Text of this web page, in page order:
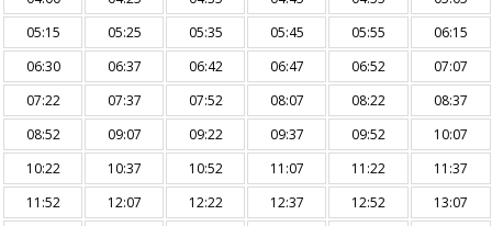
05:15
05:25 05:35 05:45 05:55
06:15
06:30
06:37 06:42 06:47 06:52
07:07
07:22
07:37 07:52 08:07 08:22
08:37
08:52
09:07 09:22 09:37 09:52
10:07
10:22
10:37 10:52 11:07 11:22
11:37
11:52
12:07 12:22 12:37 12:52
13:07